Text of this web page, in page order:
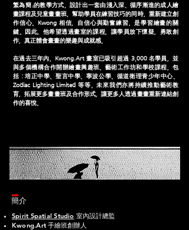
繁為簡」的教學方式，設計出一套由淺入深、循序漸進的成人繪
畫課程及兒童畫畫班，幫助學員在練習技巧的同時，重新建立創
作信心。 Kwong 相信，自信心與勤奮練習，是學習繪畫的關
鍵。因此，他希望透過畫室的課程，讓學員放下懷疑，勇敢創
作，真正體會畫畫的樂趣與成就感。
在過去三年內，Kwong.Art 畫室已吸引超過 3,000 名學員，並
與多個機構合作開辦繪畫興趣班、藝術工作坊和學校課程，包
括：培正中學、聖言中學、寧波公學、循道衛理青少年中心、
Zodiac Lighting Limited 等等。未來我們亦將持續推動藝術教
育，拓展更多畫畫班及合作形式，讓更多人透過畫畫重新連結創
作的喜悅。
簡介
Spirit Spatial Studio 室內設計總監
Kwong.Art手繪班創辦人